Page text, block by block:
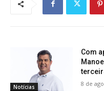
Notícias
Com
8 de